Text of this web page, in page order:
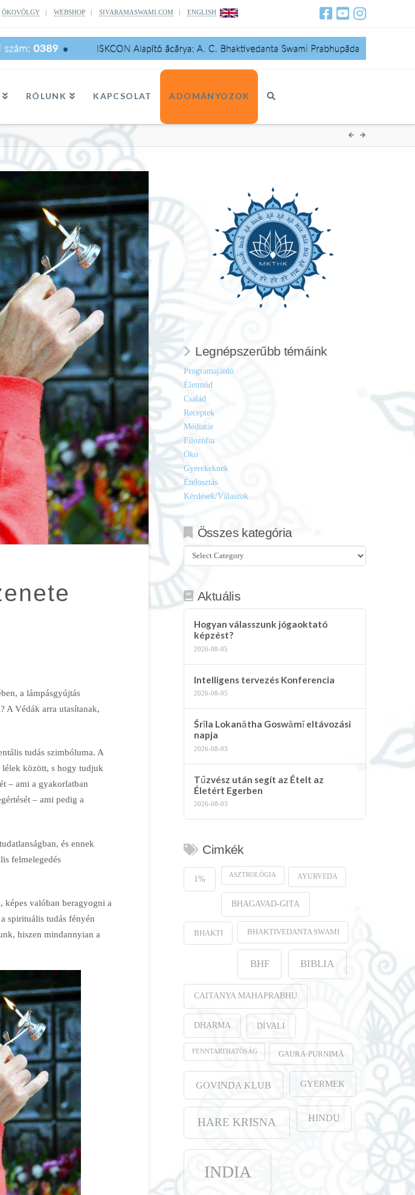
ÖKOVÖLGY| WEBSHOP| SIVARAMASWAMI.COM| ENGLISH
RÓLUNK KAPCSOLAT ADOMÁNYOZOK
a lámpásgyújtás
A Védák arra utasítanak,
tudás szimbóluma. A
lélek között, s hogy tudjuk
– ami a gyakorlatban
– ami pedig a
és ennek
felmelegedés
képes valóban beragyogni a
spirituális tudás fényén
hiszen mindannyian a
Legnépszerűbb témáink
Programajánló
Életmód
Család
Receptek
Médiatár
Filozófia
Öko
Gyerekeknek
Ételosztás
Kérdések/Válaszok
Összes kategória
Összes
kategória
Aktuális
Hogyan válasszunk jógaoktató
képzést?
2026-08-05
Intelligens tervezés Konferencia
2026-08-05
Śrīla Lokanātha Goswāmī eltávozási
napja
2026-08-03
Tűzvész után segít az Ételt az
Életért Egerben
2026-08-03
Cimkék
1% ASZTROLÓGIA AYURVEDA
BHAGAVAD-GITA
BHAKTI BHAKTIVEDANTA SWAMI
BHF BIBLIA
CAITANYA MAHAPRABHU
DHARMA DÍVALI
FENNTARTHATÓSÁG GAURA-PURṆIMĀ
GOVINDA KLUB GYERMEK
HARE KRISNA HINDU
INDIA